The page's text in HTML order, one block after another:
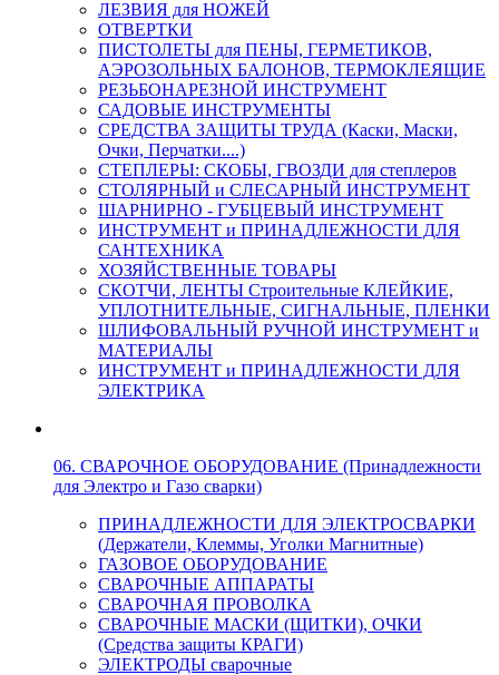
ЛЕЗВИЯ для НОЖЕЙ
ОТВЕРТКИ
ПИСТОЛЕТЫ для ПЕНЫ, ГЕРМЕТИКОВ,
АЭРОЗОЛЬНЫХ БАЛОНОВ, ТЕРМОКЛЕЯЩИЕ
РЕЗЬБОНАРЕЗНОЙ ИНСТРУМЕНТ
САДОВЫЕ ИНСТРУМЕНТЫ
СРЕДСТВА ЗАЩИТЫ ТРУДА (Каски, Маски,
Очки, Перчатки....)
СТЕПЛЕРЫ: СКОБЫ, ГВОЗДИ для степлеров
СТОЛЯРНЫЙ и СЛЕСАРНЫЙ ИНСТРУМЕНТ
ШАРНИРНО - ГУБЦЕВЫЙ ИНСТРУМЕНТ
ИНСТРУМЕНТ и ПРИНАДЛЕЖНОСТИ ДЛЯ
САНТЕХНИКА
ХОЗЯЙСТВЕННЫЕ ТОВАРЫ
СКОТЧИ, ЛЕНТЫ Строительные КЛЕЙКИЕ,
УПЛОТНИТЕЛЬНЫЕ, СИГНАЛЬНЫЕ, ПЛЕНКИ
ШЛИФОВАЛЬНЫЙ РУЧНОЙ ИНСТРУМЕНТ и
МАТЕРИАЛЫ
ИНСТРУМЕНТ и ПРИНАДЛЕЖНОСТИ ДЛЯ
ЭЛЕКТРИКА
06. СВАРОЧНОЕ ОБОРУДОВАНИЕ (Принадлежности
для Электро и Газо сварки)
ПРИНАДЛЕЖНОСТИ ДЛЯ ЭЛЕКТРОСВАРКИ
(Держатели, Клеммы, Уголки Магнитные)
ГАЗОВОЕ ОБОРУДОВАНИЕ
СВАРОЧНЫЕ АППАРАТЫ
СВАРОЧНАЯ ПРОВОЛКА
СВАРОЧНЫЕ МАСКИ (ЩИТКИ), ОЧКИ
(Средства защиты КРАГИ)
ЭЛЕКТРОДЫ сварочные